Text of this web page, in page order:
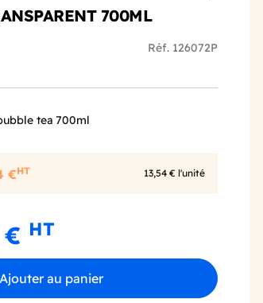
700ML
Réf. 126072P
tea 700ml
€HT 13,54 € l'unité
HT
au panier